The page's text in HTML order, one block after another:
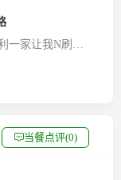
当餐点评(0)